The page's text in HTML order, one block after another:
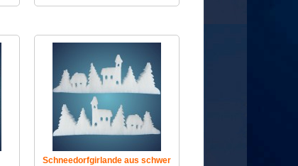
Schneedorfgirlande aus schwer